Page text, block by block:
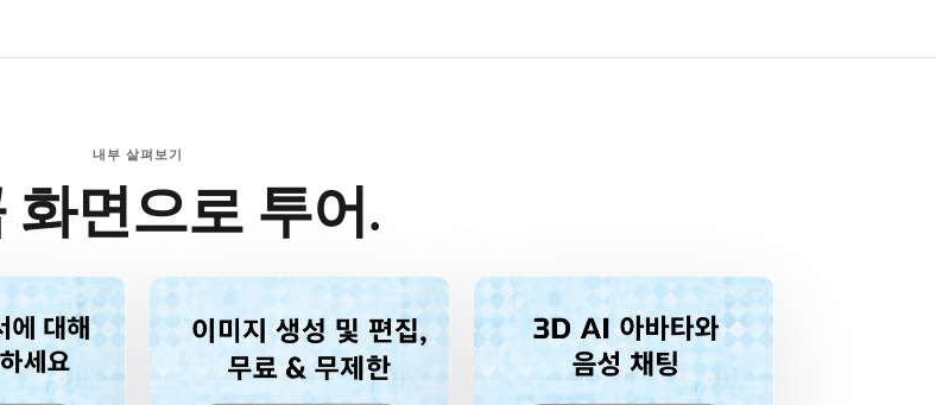
내부 살펴보기
화면으로 투어.